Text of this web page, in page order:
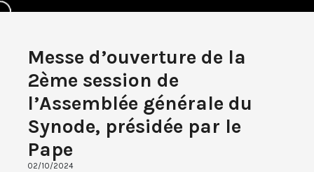
Messe d’ouverture de la
2ème session de
l’Assemblée générale du
Synode, présidée par le
Pape
02/10/2024